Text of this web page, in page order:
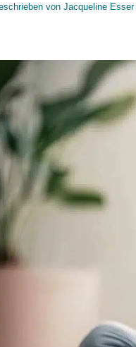
von Jacqueline Esser